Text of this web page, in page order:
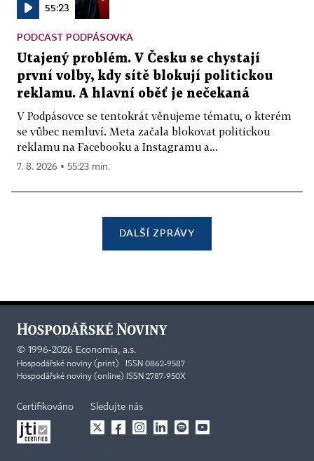
55:23
PODCAST PODPÁSOVKA
Utajený problém. V Česku se chystají
první volby, kdy sítě blokují politickou
reklamu. A hlavní oběť je nečekaná
V Podpásovce se tentokrát věnujeme tématu, o kterém
se vůbec nemluví. Meta začala blokovat politickou
reklamu na Facebooku a Instagramu a...
7. 8. 2026 ▪ 55:23 min.
DALŠÍ ZPRÁVY
© 1996-2026 Economia, a.s.
Hospodářské noviny (print) ISSN 0862-9587
Hospodářské noviny (online) ISSN 2787-950X
Certifikováno Sledujte nás